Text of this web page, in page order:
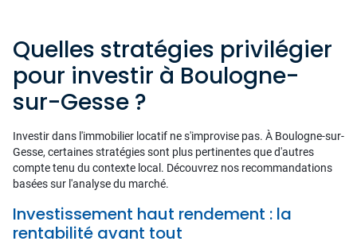
Quelles stratégies privilégier
pour investir à Boulogne-
sur-Gesse ?
Investir dans l'immobilier locatif ne s'improvise pas. À Boulogne-sur-
Gesse, certaines stratégies sont plus pertinentes que d'autres
compte tenu du contexte local. Découvrez nos recommandations
basées sur l'analyse du marché.
Investissement haut rendement : la
rentabilité avant tout